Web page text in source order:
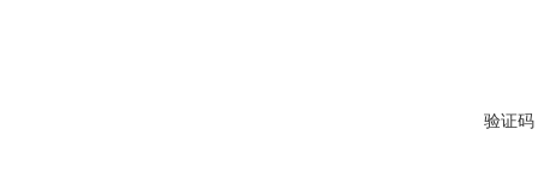
验证码